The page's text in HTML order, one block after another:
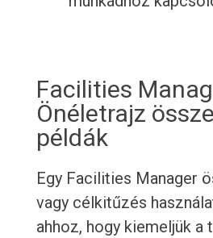
Facilities
Önéletrajz
példák
Egy Facilities Manager
vagy célkitűzés
ahhoz, hogy kiemeljük a